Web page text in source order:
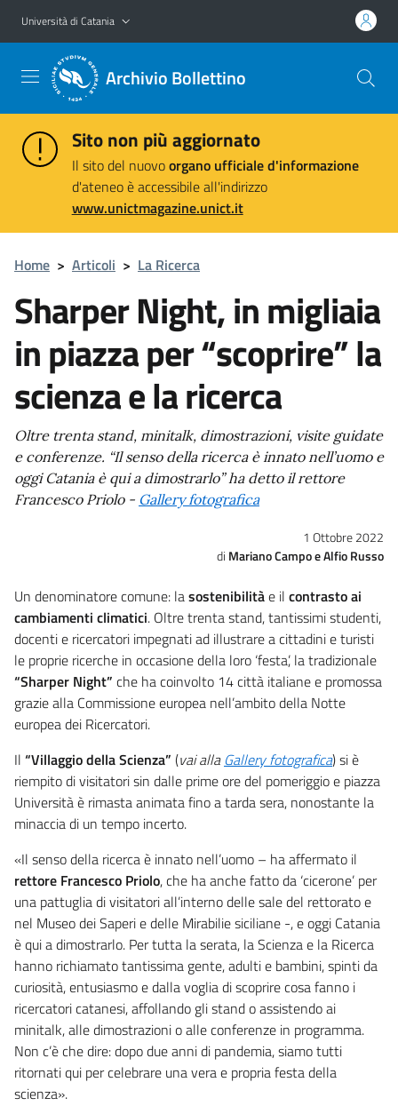
Vai al contenuto principale
Vai al menu di navigazione
Università di Catania
Archivio Bollettino
Sito non più aggiornato
Il sito del nuovoorgano ufficiale d'informazione
d'ateneo è accessibile all'indirizzo
www.unictmagazine.unict.it
Home > Articoli > La Ricerca
Sharper Night, in migliaia
in piazza per “scoprire” la
scienza e la ricerca
Oltre trenta stand, minitalk, dimostrazioni, visite guidate
e conferenze. “Il senso della ricerca è innato nell’uomo e
oggi Catania è qui a dimostrarlo” ha detto il rettore
Francesco Priolo - Gallery fotografica
1 Ottobre 2022
Mariano Campo e Alfio Russo
Un denominatore comune: lasostenibilitàe il contrasto ai
cambiamenti climatici. Oltre trenta stand, tantissimi studenti,
docenti e ricercatori impegnati ad illustrare a cittadini e turisti
le proprie ricerche in occasione della loro ‘festa’, la tradizionale
“Sharper Night” che ha coinvolto 14 città italiane e promossa
grazie alla Commissione europea nell’ambito della Notte
europea dei Ricercatori.
Il “Villaggio della Scienza” (vai alla Gallery fotografica) si è
riempito di visitatori sin dalle prime ore del pomeriggio e piazza
Università è rimasta animata fino a tarda sera, nonostante la
minaccia di un tempo incerto.
«Il senso della ricerca è innato nell’uomo – ha affermato il
rettore Francesco Priolo, che ha anche fatto da ‘cicerone’ per
una pattuglia di visitatori all’interno delle sale del rettorato e
nel Museo dei Saperi e delle Mirabilie siciliane -, e oggi Catania
è qui a dimostrarlo. Per tutta la serata, la Scienza e la Ricerca
hanno richiamato tantissima gente, adulti e bambini, spinti da
curiosità, entusiasmo e dalla voglia di scoprire cosa fanno i
ricercatori catanesi, affollando gli stand o assistendo ai
minitalk, alle dimostrazioni o alle conferenze in programma.
Non c’è che dire: dopo due anni di pandemia, siamo tutti
ritornati qui per celebrare una vera e propria festa della
scienza».